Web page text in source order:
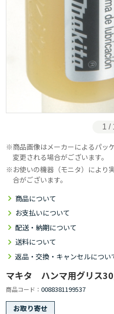
1 /
商品画像はメーカーによるパッ
変更される場合がございます。
お使いの機器（モニタ）により
合がございます。
商品について
お支払いについて
配送・納期について
送料について
返品・交換・キャンセルについ
マキタ ハンマ用グリス
商品コード 0088381199537
お取り寄せ